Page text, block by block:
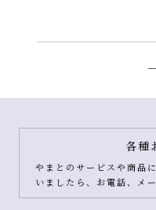
各種
やまとのサービスや商品
いましたら、お電話、メ